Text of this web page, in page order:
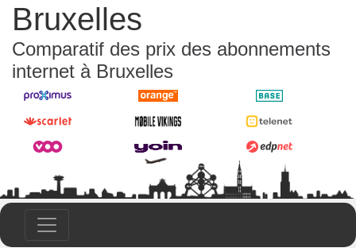
Bruxelles
Comparatif des prix des abonnements
internet à Bruxelles